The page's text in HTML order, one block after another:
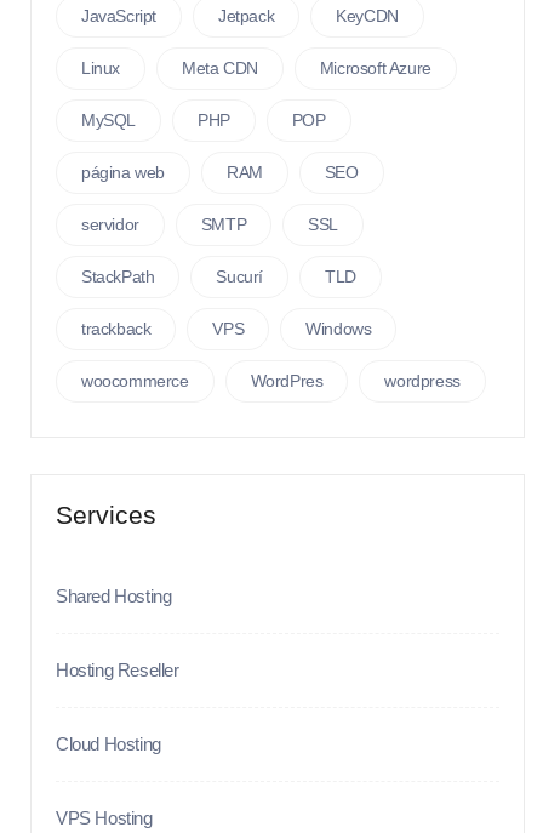
JavaScript Jetpack KeyCDN
Linux Meta CDN Microsoft Azure
MySQL PHP POP
página web RAM SEO
servidor SMTP SSL
StackPath Sucurí TLD
trackback VPS Windows
woocommerce WordPres wordpress
Services
Shared Hosting
Hosting Reseller
Cloud Hosting
VPS Hosting